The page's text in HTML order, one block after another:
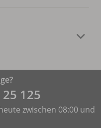
125
zwischen 08:00 und